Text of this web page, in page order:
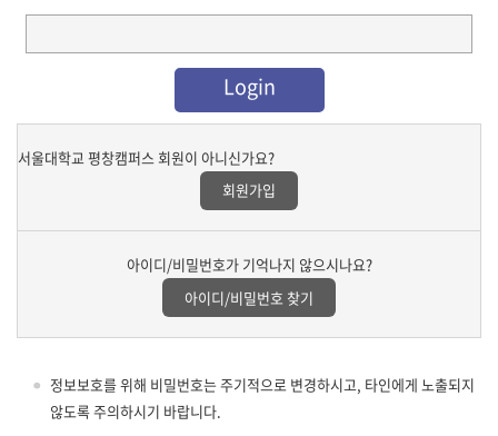
Login
서울대학교 평창캠퍼스 회원이 아니신가요?
회원가입
아이디/비밀번호가 기억나지 않으시나요?
정보보호를 위해 비밀번호는 주기적으로 변경하시고, 타인에게 노출되지
않도록 주의하시기 바랍니다.